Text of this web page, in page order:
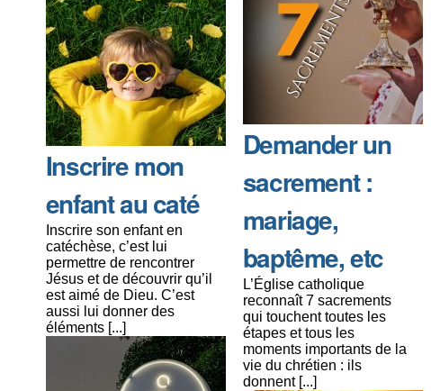
Inscrire mon
enfant au caté
Inscrire son enfant en
catéchèse, c’est lui
permettre de rencontrer
Jésus et de découvrir qu’il
est aimé de Dieu. C’est
aussi lui donner des
éléments [...]
Demander un
sacrement :
mariage,
baptême, etc
L’Église catholique
reconnaît 7 sacrements
qui touchent toutes les
étapes et tous les
moments importants de la
vie du chrétien : ils
donnent [...]